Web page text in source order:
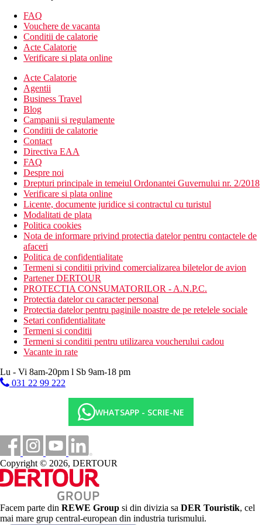
2 piscine (sezlonguri si umbrele gratuite)
piscina cu tobogane
piscina interioara
loc de joaca
piscina pentru copii
mini club
Descrierea camerei
Camera dubla
aer conditionat controlat individual (sezonul principal)
telefon
TV/sat. (contra cautiune)
frigider
seif in camera (contra depozit)
balcon sau terasa
Alte tipuri de camere(daca nu se specifica altfel, camerele au
facilitatile de mai sus)
Camera dubla, vedere la mare
Camera de familie: mai spatioasa
Descrierea plajei
nisipos
sezlonguri si umbrele gratuite, prosoape de plaja contra
cost si depozit
Activitati sportive gratuite
programe de animatie
terenuri de tenis (iluminat si rachete contra cost)
mini-golf
tenis de masa
teren de fotbal cu gazon artificial
Activitati sportive contra cost
fitness
salon de infrumusetare
sporturi acvatice pe plaja
Mese
All Inclusive
Mic dejun, pranz si cina tip bufet
Gustari usoare in timpul zilei
Cantitate nelimitata de bauturi nealcoolice si alcoolice
imbuteliate de productie locala (10.00-24.00)
FAQ
Vouchere de vacanta
Conditii de calatorie
Acte Calatorie
Verificare si plata online
Acte Calatorie
Agentii
Business Travel
Blog
Campanii si regulamente
Conditii de calatorie
Contact
Directiva EAA
FAQ
Despre noi
Drepturi principale in temeiul Ordonantei Guvernului nr. 2/2018
Verificare si plata online
Licente, documente juridice si contractul cu turistul
Modalitati de plata
Politica cookies
Nota de informare privind protectia datelor pentru contactele de
afaceri
Politica de confidentialitate
Termeni si conditii privind comercializarea biletelor de avion
Partener DERTOUR
PROTECTIA CONSUMATORILOR - A.N.P.C.
Protectia datelor cu caracter personal
Protectia datelor pentru paginile noastre de pe retelele sociale
Setari confidentialitate
Termeni si conditii
Termeni si conditii pentru utilizarea voucherului cadou
Vacante in rate
Lu - Vi 8am-20pm l Sb 9am-18 pm
031 22 99 222
WHATSAPP - SCRIE-NE
Copyright © 2026, DERTOUR
Facem parte din REWE Group si din divizia sa DER Touristik, cel
mai mare grup central-european din industria turismului.